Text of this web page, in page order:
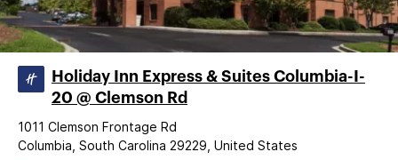
Holiday Inn Express & Suites Columbia-I-
20 @ Clemson Rd
1011 Clemson Frontage Rd
Columbia, South Carolina 29229, United States